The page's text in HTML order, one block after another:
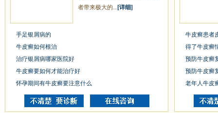
者带来极大的... [详细]
手足银屑病的
牛皮癣如何根治
治疗银屑病哪家医院好
牛皮癣要如何才能治疗好
怀孕期间有牛皮癣要注意什么
牛皮癣患者
得了牛皮癣
预防牛皮癣
预防牛皮癣
老年人牛皮